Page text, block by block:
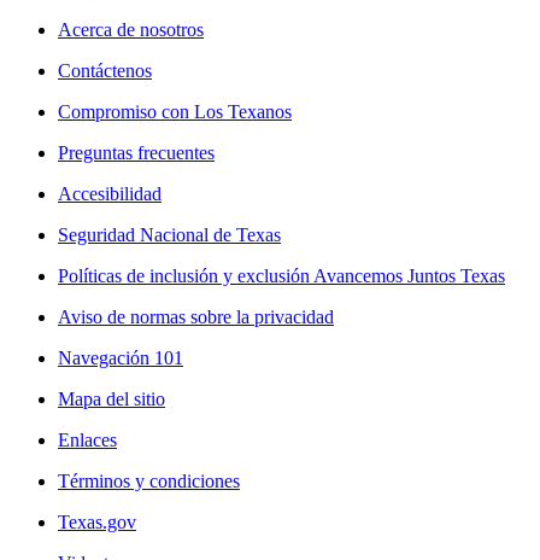
Acerca de nosotros
Contáctenos
Compromiso con Los Texanos
Preguntas frecuentes
Accesibilidad
Seguridad Nacional de Texas
Políticas de inclusión y exclusión Avancemos Juntos Texas
Aviso de normas sobre la privacidad
Navegación 101
Mapa del sitio
Enlaces
Términos y condiciones
Texas.gov